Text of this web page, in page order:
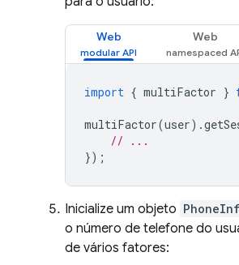
Web Web
import { multiFactor }
multiFactor(user).
// ...
});
Inicialize um objeto
o número de telefone do
de vários fatores: